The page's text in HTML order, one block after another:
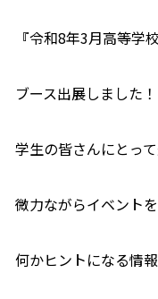
『令和8年3月高等
ブース出展しました！
学生の皆さんにとっ
微力ながらイベント
何かヒントになる情